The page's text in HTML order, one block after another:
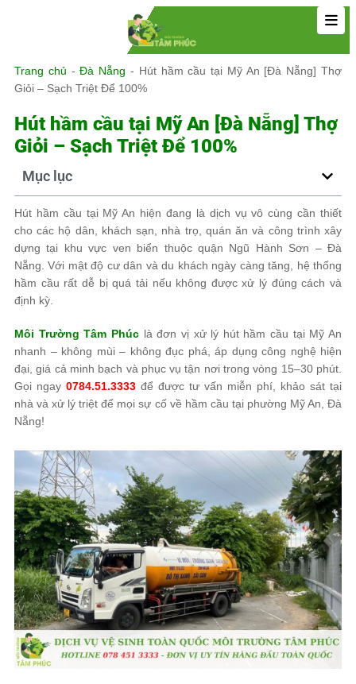
Trang chủ -Đà Nẵng - Hút hầm cầu tại Mỹ An [Đà Nẵng] Thợ
Giỏi – Sạch Triệt Để 100%
Hút hầm cầu tại Mỹ An [Đà Nẵng] Thợ
Giỏi – Sạch Triệt Để 100%
Mục lục
Hút hầm cầu tại Mỹ An hiện đang là dịch vụ vô cùng cần thiết
cho các hộ dân, khách sạn, nhà trọ, quán ăn và công trình xây
dựng tại khu vực ven biển thuộc quận Ngũ Hành Sơn – Đà
Nẵng. Với mật độ cư dân và du khách ngày càng tăng, hệ thống
hầm cầu rất dễ bị quá tải nếu không được xử lý đúng cách và
định kỳ.
Môi Trường Tâm Phúclà đơn vị xử lý hút hầm cầu tại Mỹ An
nhanh – không mùi – không đục phá, áp dụng công nghệ hiện
đại, giá cả minh bạch và phục vụ tận nơi trong vòng 15–30 phút.
Gọi ngay 0784.51.3333 để được tư vấn miễn phí, khảo sát tại
nhà và xử lý triệt để mọi sự cố về hầm cầu tại phường Mỹ An, Đà
Nẵng!